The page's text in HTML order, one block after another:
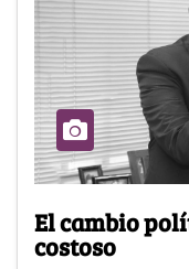
El cambio
costoso